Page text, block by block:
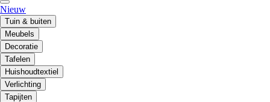
Nieuw
Tuin & buiten
Meubels
Decoratie
Tafelen
Huishoudtextiel
Verlichting
Tapijten